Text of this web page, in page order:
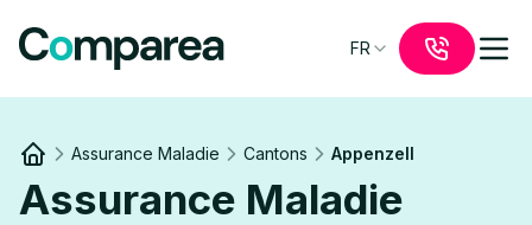
FR
Assurance Maladie Cantons Appenzell
Assurance Maladie